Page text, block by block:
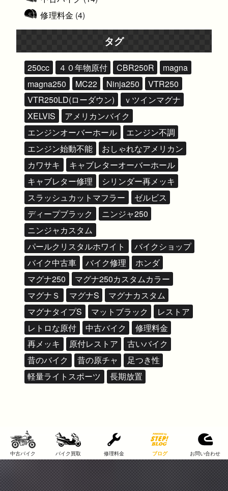
修理料金 (4)
タグ
250cc ４０年物原付 CBR250R
magna
magna250
MC22 Ninja250
VTR250
VTR250LD(ローダウン)
ｖツインマグナ
XELVIS
アメリカンバイク
エンジンオーバーホール
エンジン不調
エンジン始動不能
おしゃれなアメリカン
カワサキ
キャブレターオーバーホール
キャブレター修理
シリンダー再メッキ
スラッシュカットマフラー
ゼルビス
ディープブラック
ニンジャ250
ニンジャカスタム
パールクリスタルホワイト
バイクショップ
バイク中古車
バイク修理
ホンダ
マグナ250
マグナ250カスタムカラー
マグナＳ
マグナS
マグナカスタム
マグナタイプS
マットブラック
レストア
レトロな原付
中古バイク
修理料金
再メッキ
原付レストア
古いバイク
昔のバイク
昔の原チャ
足つき性
軽量ライトスポーツ
長期放置
中古バイク バイク買取 修理料金 ブログ お問い合わせ